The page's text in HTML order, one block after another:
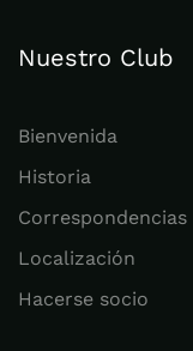
Nuestro Club
Bienvenida
Historia
Correspondencias
Localización
Hacerse socio